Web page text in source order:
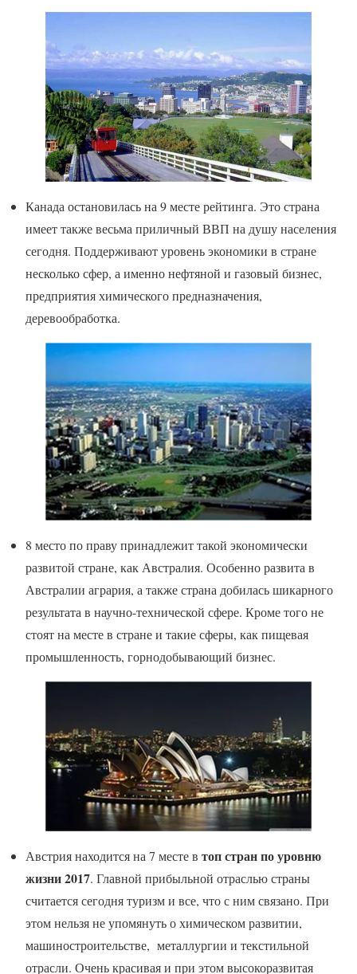
Канада остановилась на 9 месте рейтинга. Это страна
имеет также весьма приличный ВВП на душу населения
сегодня. Поддерживают уровень экономики в стране
несколько сфер, а именно нефтяной и газовый бизнес,
предприятия химического предназначения,
деревообработка.
8 место по праву принадлежит такой экономически
развитой стране, как Австралия. Особенно развита в
Австралии агрария, а также страна добилась шикарного
результата в научно-технической сфере. Кроме того не
стоят на месте в стране и такие сферы, как пищевая
промышленность, горнодобывающий бизнес.
Австрия находится на 7 месте в топ стран по уровню
жизни 2017. Главной прибыльной отраслью страны
считается сегодня туризм и все, что с ним связано. При
этом нельзя не упомянуть о химическом развитии,
машиностроительстве, металлургии и текстильной
отрасли. Очень красивая и при этом высокоразвитая